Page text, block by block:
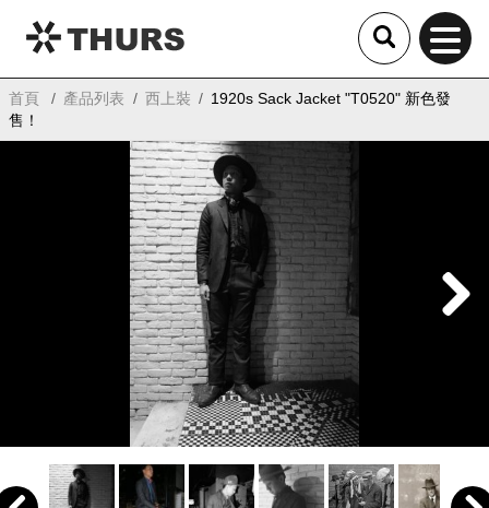
THURS
首頁 產品列表 西上裝
1920s Sack Jacket "T0520" 新色發
售！